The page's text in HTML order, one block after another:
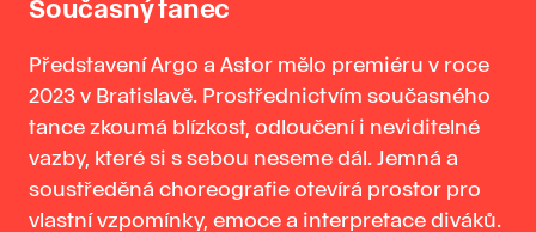
Současný tanec
Představení Argo a Astor mělo premiéru v roce
2023 v Bratislavě. Prostřednictvím současného
tance zkoumá blízkost, odloučení i neviditelné
vazby, které si s sebou neseme dál. Jemná a
soustředěná choreografie otevírá prostor pro
vlastní vzpomínky, emoce a interpretace diváků.